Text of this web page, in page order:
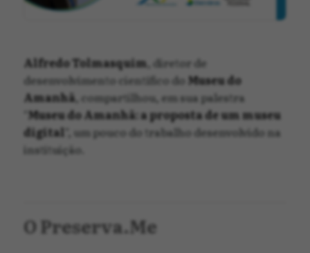
Alfredo Tolmasquim , diretor de
desenvolvimento científico do Museu do
Amanhã, compartilhou, em sua palestra
Museu do Amanhã: a proposta de um museu
digital ", um pouco do trabalho desenvolvido na
instituição.
O Preserva.Me